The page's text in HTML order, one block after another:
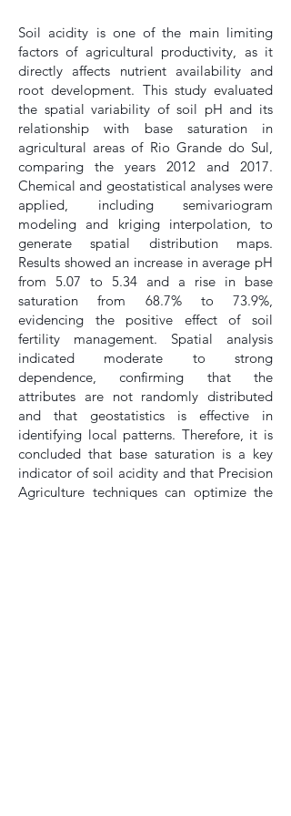
Soil acidity is one of the main limiting
factors of agricultural productivity, as it
directly affects nutrient availability and
root development. This study evaluated
the spatial variability of soil pH and its
relationship with base saturation in
agricultural areas of Rio Grande do Sul,
comparing the years 2012 and 2017.
Chemical and geostatistical analyses were
applied, including semivariogram
modeling and kriging interpolation, to
generate spatial distribution maps.
Results showed an increase in average pH
from 5.07 to 5.34 and a rise in base
saturation from 68.7% to 73.9%,
evidencing the positive effect of soil
fertility management. Spatial analysis
indicated moderate to strong
dependence, confirming that the
attributes are not randomly distributed
and that geostatistics is effective in
identifying local patterns. Therefore, it is
concluded that base saturation is a key
indicator of soil acidity and that Precision
Agriculture techniques can optimize the